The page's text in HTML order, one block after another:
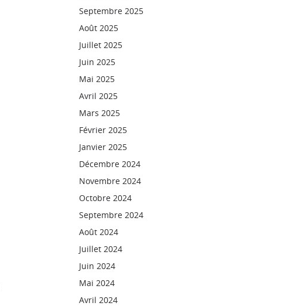
Septembre 2025
Août 2025
Juillet 2025
Juin 2025
Mai 2025
Avril 2025
Mars 2025
Février 2025
Janvier 2025
Décembre 2024
Novembre 2024
Octobre 2024
Septembre 2024
Août 2024
Juillet 2024
Juin 2024
Mai 2024
Avril 2024